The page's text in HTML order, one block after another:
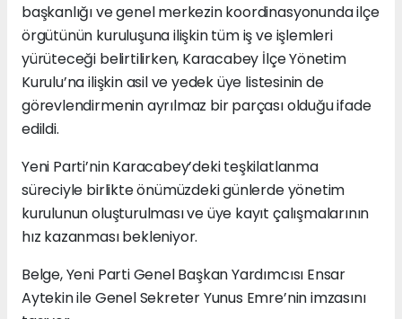
başkanlığı ve genel merkezin koordinasyonunda ilçe
örgütünün kuruluşuna ilişkin tüm iş ve işlemleri
yürüteceği belirtilirken, Karacabey İlçe Yönetim
Kurulu’na ilişkin asil ve yedek üye listesinin de
görevlendirmenin ayrılmaz bir parçası olduğu ifade
edildi.
Yeni Parti’nin Karacabey’deki teşkilatlanma
süreciyle birlikte önümüzdeki günlerde yönetim
kurulunun oluşturulması ve üye kayıt çalışmalarının
hız kazanması bekleniyor.
Belge, Yeni Parti Genel Başkan Yardımcısı Ensar
Aytekin ile Genel Sekreter Yunus Emre’nin imzasını